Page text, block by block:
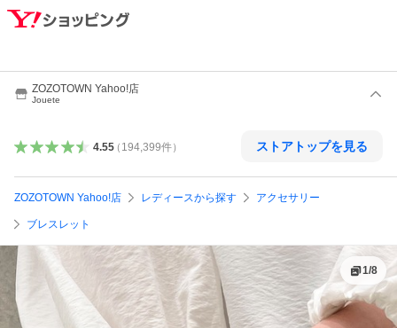
ZOZOTOWN Yahoo!店
Jouete
4.55（ 194,399件） ストアトップを見る
ZOZOTOWN Yahoo!店 レディースから探す アクセサリー
ブレスレット
1/8